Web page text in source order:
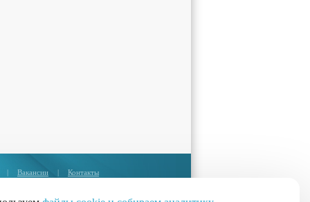
| Вакансии | Контакты